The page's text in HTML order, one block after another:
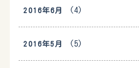
2016年6月 (4)
2016年5月 (5)